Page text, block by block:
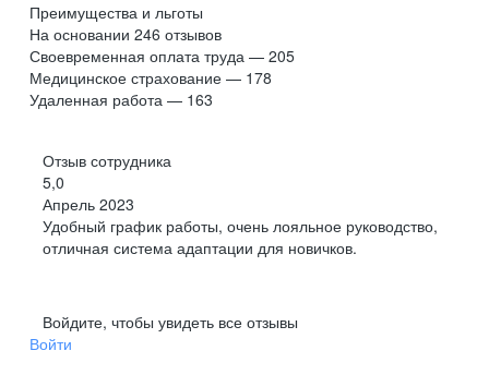
Преимущества и льготы
На основании 246 отзывов
Своевременная оплата труда — 205
Медицинское страхование — 178
Удаленная работа — 163
Отзыв сотрудника
5,0
Апрель 2023
Удобный график работы, очень лояльное руководство,
отличная система адаптации для новичков.
Войдите, чтобы увидеть все отзывы
Войти